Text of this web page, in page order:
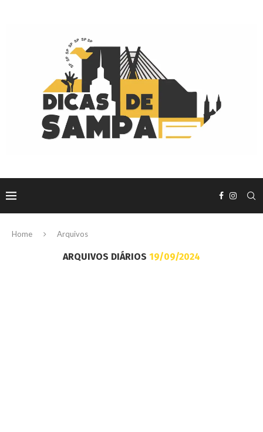
Home Arquivos
ARQUIVOS DIÁRIOS 19/09/2024